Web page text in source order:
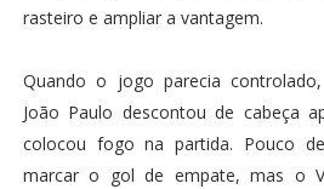
rasteiro e ampliar a vantagem.
Quando o jogo parecia
João Paulo descontou de cabeça
colocou fogo na partida. Pouco
marcar o gol de empate, mas o